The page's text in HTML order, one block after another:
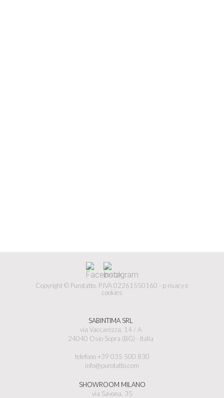
Copyright © Purotatto. P.IVA 02261550160 - p rivacy e
cookies
SABINTIMA SRL
via Vaccarezza, 14 / A
24040 Osio Sopra (BG) - Italia
telefono +39 035 500 830
info@purotatto.com
SHOWROOM MILANO
via Savona, 35